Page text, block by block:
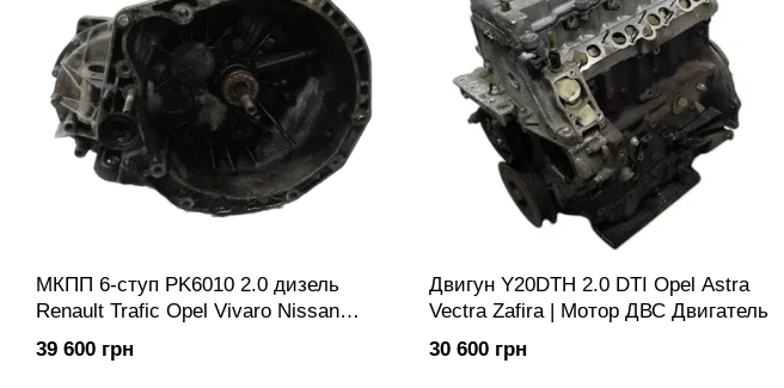
МКПП 6-ступ PK6010 2.0 дизель
Renault Trafic Opel Vivaro Nissan
Primastar | Коробка передач
механічна
39 600 грн
Двигун Y20DTH 2.0 DTI Opel Astra
Vectra Zafira | Мотор ДВС Двигатель
30 600 грн